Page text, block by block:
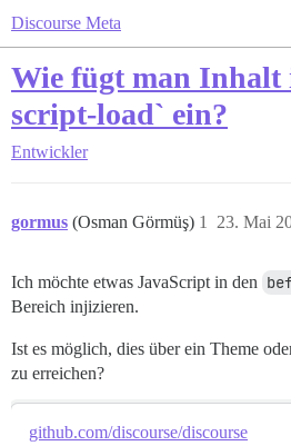
Discourse Meta
Wie fügt man Inhalt
script-load` ein?
Entwickler
gormus (Osman Görmüş) 23. Mai
1
Ich möchte etwas JavaScript in den
Bereich injizieren.
Ist es möglich, dies über ein Theme
zu erreichen?
github.com/discourse/discourse